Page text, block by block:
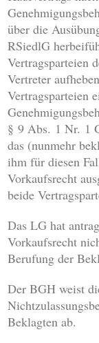
über die
RSiedlG
Vertragsparteien
Vertreter
Vertragsparteien
§ 9 Abs. 1 Nr. 1
das (nunmehr
ihm für diesen
Vorkaufsrecht
beide
Das LG hat
Vorkaufsrecht
Berufung der
Der BGH weist
Beklagten ab.